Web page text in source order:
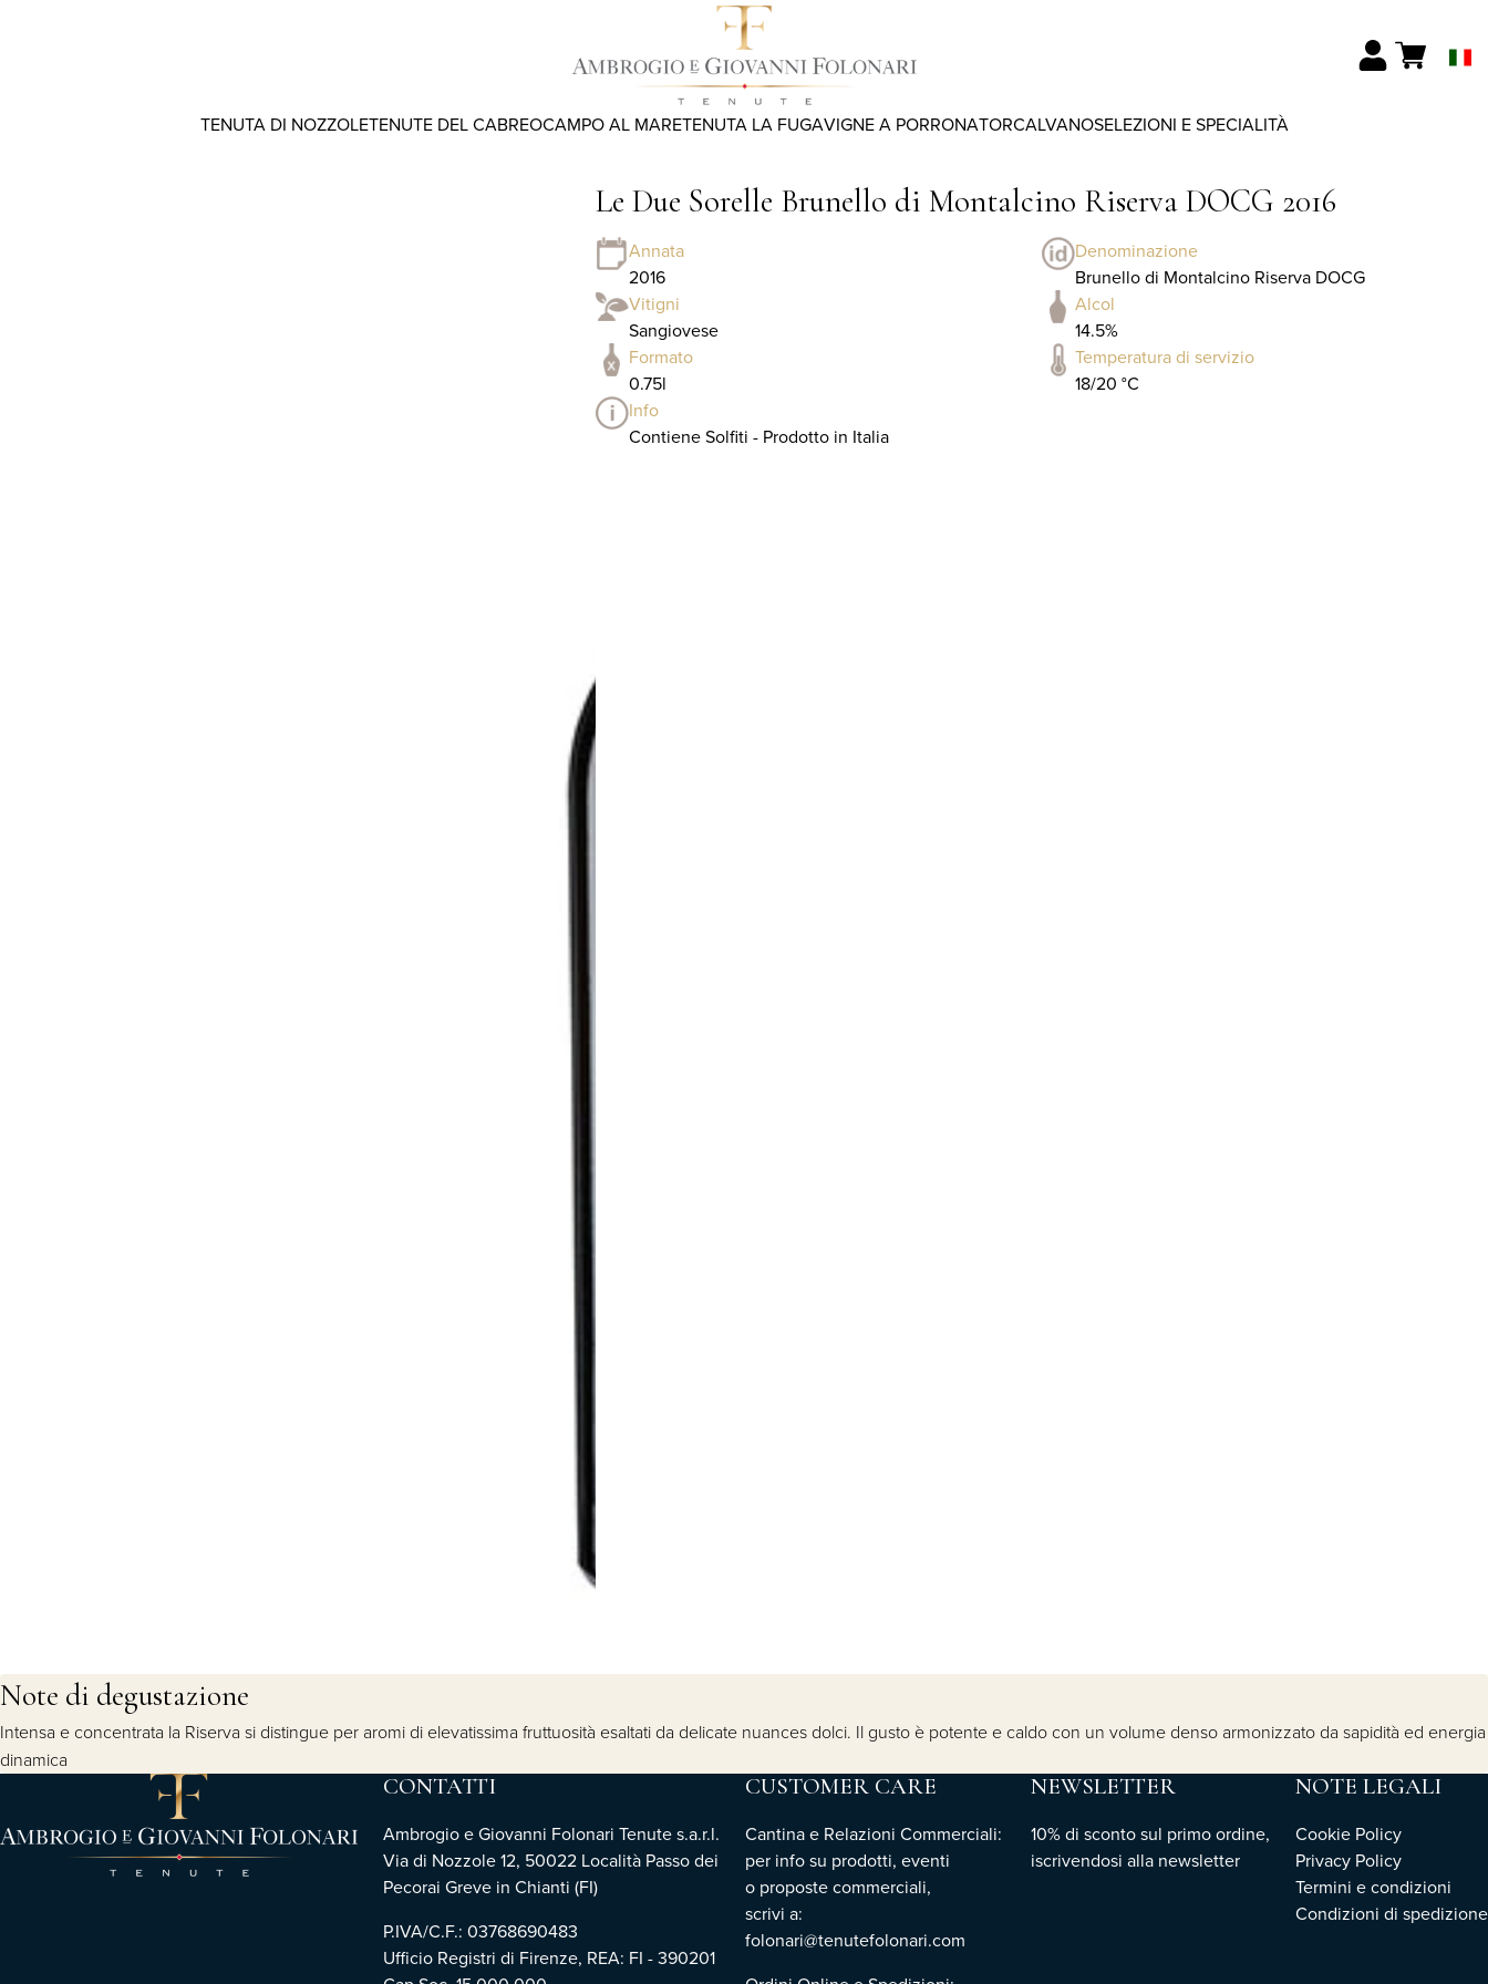
TENUTA DI NOZZOLETENUTE DEL CABREOCAMPO AL MARETENUTA LA FUGAVIGNE A PORRONATORCALVANOSELEZIONI E SPECIALITÀ
Le Due Sorelle Brunello di Montalcino Riserva DOCG 2016
Annata
2016
Denominazione
Brunello di Montalcino Riserva DOCG
Vitigni
Sangiovese
Alcol
14.5%
Formato
0.75l
Temperatura di servizio
18/20 °C
Info
Contiene Solfiti - Prodotto in Italia
Note di degustazione
Intensa e concentrata la Riserva si distingue per aromi di elevatissima fruttuosità esaltati da delicate nuances dolci. Il gusto è potente e caldo con un volume denso armonizzato da sapidità ed energia
dinamica
CONTATTI
Ambrogio e Giovanni Folonari Tenute s.a.r.l.
Via di Nozzole 12, 50022 Località Passo dei
Pecorai Greve in Chianti (FI)
P.IVA/C.F.: 03768690483
Ufficio Registri di Firenze, REA: FI - 390201
CUSTOMER CARE
Cantina e Relazioni Commerciali:
per info su prodotti, eventi
o proposte commerciali,
scrivi a:
folonari@tenutefolonari.com
NEWSLETTER
10% di sconto sul primo ordine,
iscrivendosi alla newsletter
NOTE LEGALI
Cookie Policy
Privacy Policy
Termini e condizioni
Condizioni di spedizione